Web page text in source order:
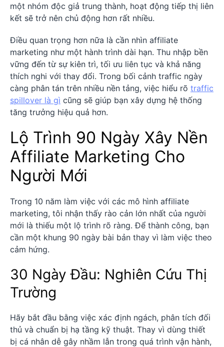
một nhóm độc giả trung thành, hoạt động tiếp thị liên
kết sẽ trở nên chủ động hơn rất nhiều.
Điều quan trọng hơn nữa là cần nhìn affiliate
marketing như một hành trình dài hạn. Thu nhập bền
vững đến từ sự kiên trì, tối ưu liên tục và khả năng
thích nghi với thay đổi. Trong bối cảnh traffic ngày
càng phân tán trên nhiều nền tảng, việc hiểu rõ traffic
spillover là gì cũng sẽ giúp bạn xây dựng hệ thống
tăng trưởng hiệu quả hơn.
Lộ Trình 90 Ngày Xây Nền
Affiliate Marketing Cho
Người Mới
Trong 10 năm làm việc với các mô hình affiliate
marketing, tôi nhận thấy rào cản lớn nhất của người
mới là thiếu một lộ trình rõ ràng. Để thành công, bạn
cần một khung 90 ngày bài bản thay vì làm việc theo
cảm hứng.
30 Ngày Đầu: Nghiên Cứu Thị
Trường
Hãy bắt đầu bằng việc xác định ngách, phân tích đối
thủ và chuẩn bị hạ tầng kỹ thuật. Thay vì dùng thiết
bị cá nhân dễ gây nhầm lẫn trong quá trình vận hành,